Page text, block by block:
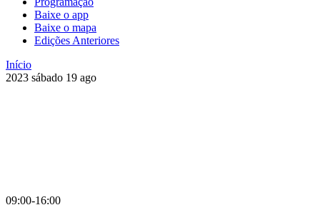
Baixe o app
Baixe o mapa
Edições Anteriores
Início
2023 sábado 19 ago
09:00-16:00